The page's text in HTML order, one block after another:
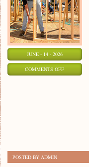
JUNE - 14 - 2026
COMMENTS OFFON
POSTED BY ADMIN